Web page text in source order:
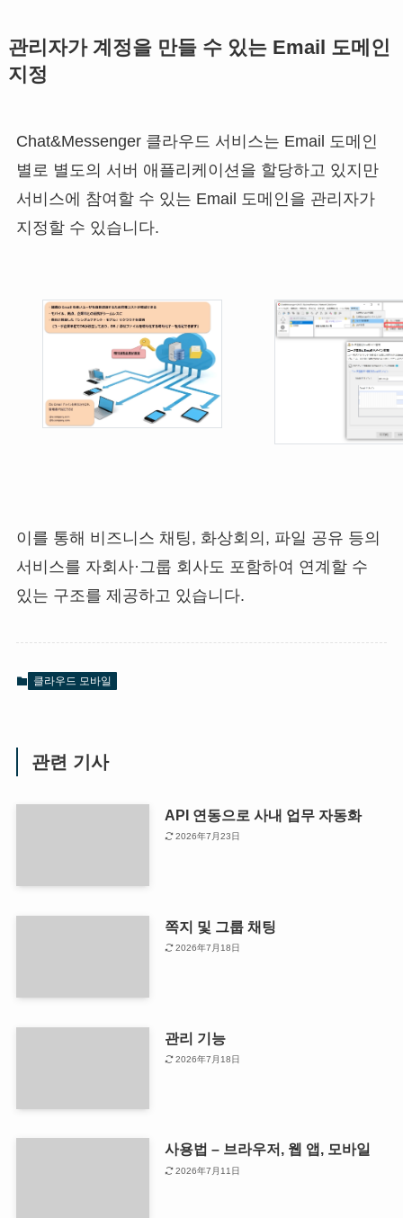
관리자가 계정을 만들 수 있는 Email 도메인
지정
Chat&Messenger 클라우드 서비스는 Email 도메인
별로 별도의 서버 애플리케이션을 할당하고 있지만
서비스에 참여할 수 있는 Email 도메인을 관리자가
지정할 수 있습니다.
이를 통해 비즈니스 채팅, 화상회의, 파일 공유 등의
서비스를 자회사·그룹 회사도 포함하여 연계할 수
있는 구조를 제공하고 있습니다.
클라우드 모바일
관련 기사
API 연동으로 사내 업무 자동화
2026年7月23日
쪽지 및 그룹 채팅
2026年7月18日
관리 기능
2026年7月18日
사용법 – 브라우저, 웹 앱, 모바일
2026年7月11日